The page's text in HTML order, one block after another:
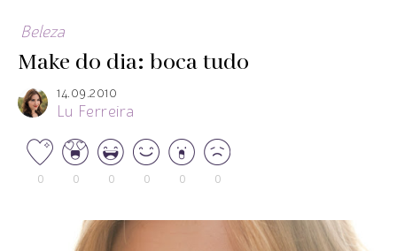
Beleza
Make do dia: boca tudo
14.09.2010
Lu Ferreira
0 0 0 0 0 0